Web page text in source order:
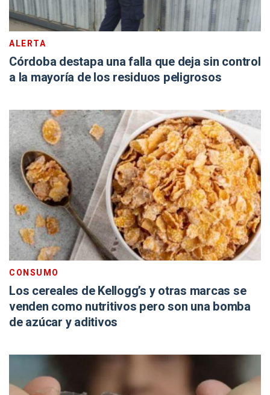
ALERTA
Córdoba destapa una falla que deja sin control
a la mayoría de los residuos peligrosos
CONSUMO
Los cereales de Kellogg’s y otras marcas se
venden como nutritivos pero son una bomba
de azúcar y aditivos